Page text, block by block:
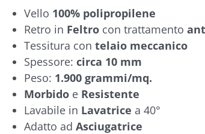
Vello 100% polipropilene
Retro in Feltro con trattamento
Tessitura con telaio meccanico
Spessore: circa 10 mm
Peso: 1.900 grammi/mq.
Morbido e Resistente
Lavabile in Lavatrice a 40°
Adatto ad Asciugatrice